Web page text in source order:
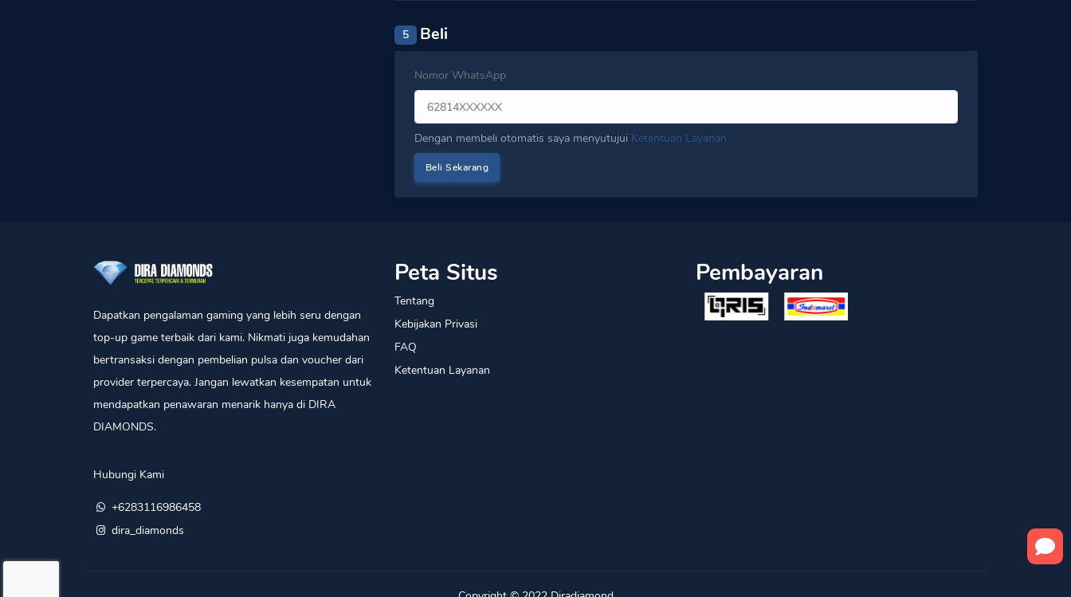
5 Beli
Nomor WhatsApp
Dengan membeli otomatis saya menyutujui Ketentuan Layanan
Dapatkan pengalaman gaming yang lebih seru dengan
top-up game terbaik dari kami. Nikmati juga kemudahan
bertransaksi dengan pembelian pulsa dan voucher dari
provider terpercaya. Jangan lewatkan kesempatan untuk
mendapatkan penawaran menarik hanya di DIRA
DIAMONDS.
Hubungi Kami
+6283116986458
dira_diamonds
Peta Situs
Tentang
Kebijakan Privasi
FAQ
Ketentuan Layanan
Pembayaran